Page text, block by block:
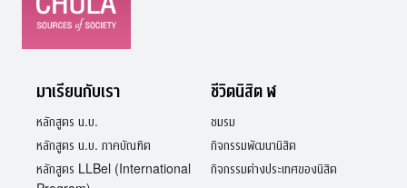
มาเรียนกับเรา
หลักสูตร น.บ.
หลักสูตร น.บ. ภาคบัณฑิต
หลักสูตร LLBel (International
ชีวิตนิสิต ฬ
ชมรม
กิจกรรมพัฒนานิสิต
กิจกรรมต่างประเทศของนิสิต